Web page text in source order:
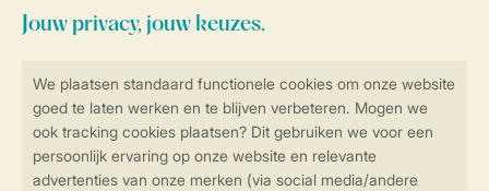
Blijf op de hoogte